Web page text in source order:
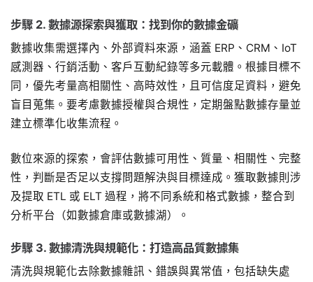
步驟 2. 數據源探索與獲取：找到你的數據金礦
數據收集需選擇內、外部資料來源，涵蓋 ERP、CRM、IoT
感測器、行銷活動、客戶互動紀錄等多元載體。根據目標不
同，優先考量高相關性、高時效性，且可信度足資料，避免
盲目蒐集。要考慮數據授權與合規性，定期盤點數據存量並
建立標準化收集流程。
數位來源的探索，會評估數據可用性、質量、相關性、完整
性，判斷是否足以支撐問題解決與目標達成。獲取數據則涉
及提取 ETL 或 ELT 過程，將不同系統和格式數據，整合到
分析平台（如數據倉庫或數據湖）。
步驟 3. 數據清洗與規範化：打造高品質數據集
清洗與規範化去除數據雜訊、錯誤與異常值，包括缺失處